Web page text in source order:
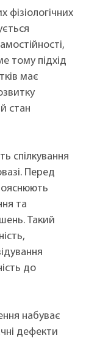
фізіологічних
тому підхід
має
стан
спілкування
Перед
та
Такий
до
набуває
дефекти